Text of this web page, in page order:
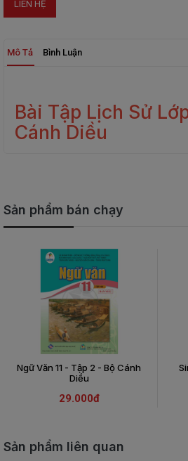
LIÊN HỆ
Mô Tả Bình Luận
Bài Tập Lịch Sử
Cánh Diều
Sản phẩm bán chạy
Ngữ Văn 11 - Tập 2 - Bộ Cánh
Diều
29.000đ
Sản phẩm liên quan